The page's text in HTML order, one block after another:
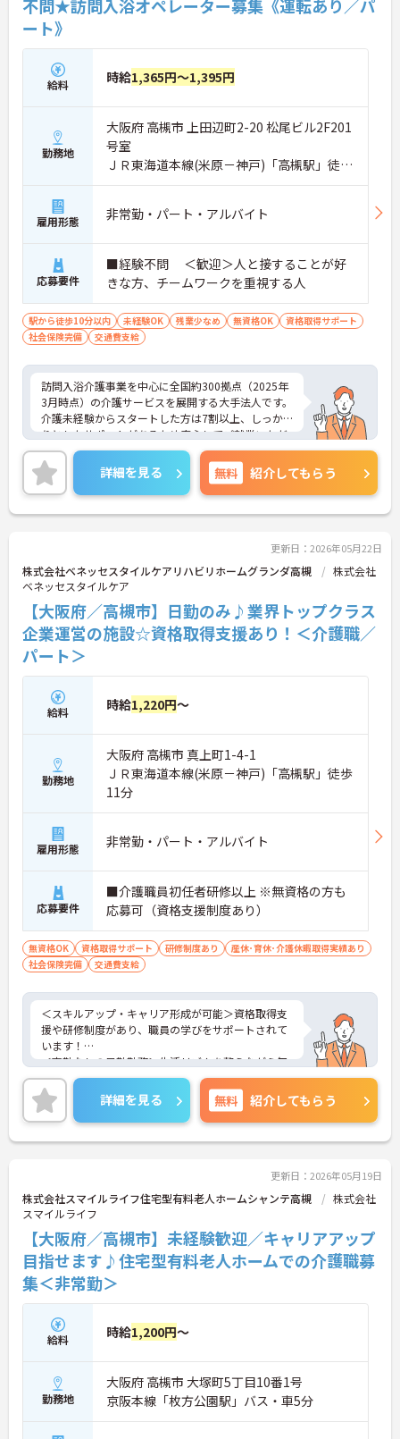
不問★訪問入浴オペレーター募集《運転あり／パ
ート》
給料 時給1,365円～1,395円
勤務地
大阪府 高槻市 上田辺町2-20 松尾ビル2F201
号室
ＪＲ東海道本線(米原－神戸)「高槻駅」徒歩
3分
雇用形態 非常勤・パート・アルバイト
応募要件
■経験不問 ＜歓迎＞人と接することが好
きな方、チームワークを重視する人
駅から徒歩10分以内 未経験OK 残業少なめ 無資格OK
資格取得サポート
社会保険完備
交通費支給
訪問入浴介護事業を中心に全国約300拠点（2025年
3月時点）の介護サービスを展開する大手法人です。
介護未経験からスタートした方は7割以上、しっか
りとしたサポートがあるため安心してご就業いただ
けます。お風呂に入れなくて困っている方に、手を
差し伸べてあげられるとてもやりがいのあるお仕事
です。ご興味ある方には、面接対策ポイントなど、
さらに詳細をお話しいたしますのでお気軽にご相談
ください！
詳細を見る 無料 紹介してもらう
更新日：2026年05月22日
株式会社ベネッセスタイルケアリハビリホームグランダ高槻
株式会社
ベネッセスタイルケア
【大阪府／高槻市】日勤のみ♪業界トップクラス
企業運営の施設☆資格取得支援あり！＜介護職／
パート＞
給料 時給1,220円～
勤務地
大阪府 高槻市 真上町1-4-1
ＪＲ東海道本線(米原－神戸)「高槻駅」徒歩
11分
雇用形態 非常勤・パート・アルバイト
応募要件
■介護職員初任者研修以上 ※無資格の方も
応募可（資格支援制度あり）
無資格OK 資格取得サポート 研修制度あり
産休･育休･介護休暇取得実績あり
社会保険完備
交通費支給
＜スキルアップ・キャリア形成が可能＞資格取得支
援や研修制度があり、職員の学びをサポートされて
います！
＜夜勤なしの日勤勤務＞生活リズムを整えながら無
理なく働けます。
＜寄り添ったケアの実施＞利用者さまに深く寄り添
ったサービスの提供を目指し、職員の専門性を高め
るような人材育成にも注力されています。
ご興味のある方には、面接対策ポイント等、さらに
詳細を見る 無料 紹介してもらう
更新日：2026年05月19日
株式会社スマイルライフ住宅型有料老人ホームシャンテ高槻
株式会社
スマイルライフ
【大阪府／高槻市】未経験歓迎／キャリアアップ
目指せます♪住宅型有料老人ホームでの介護職募
集＜非常勤＞
給料 時給1,200円～
勤務地
大阪府 高槻市 大塚町5丁目10番1号
京阪本線「枚方公園駅」バス・車5分